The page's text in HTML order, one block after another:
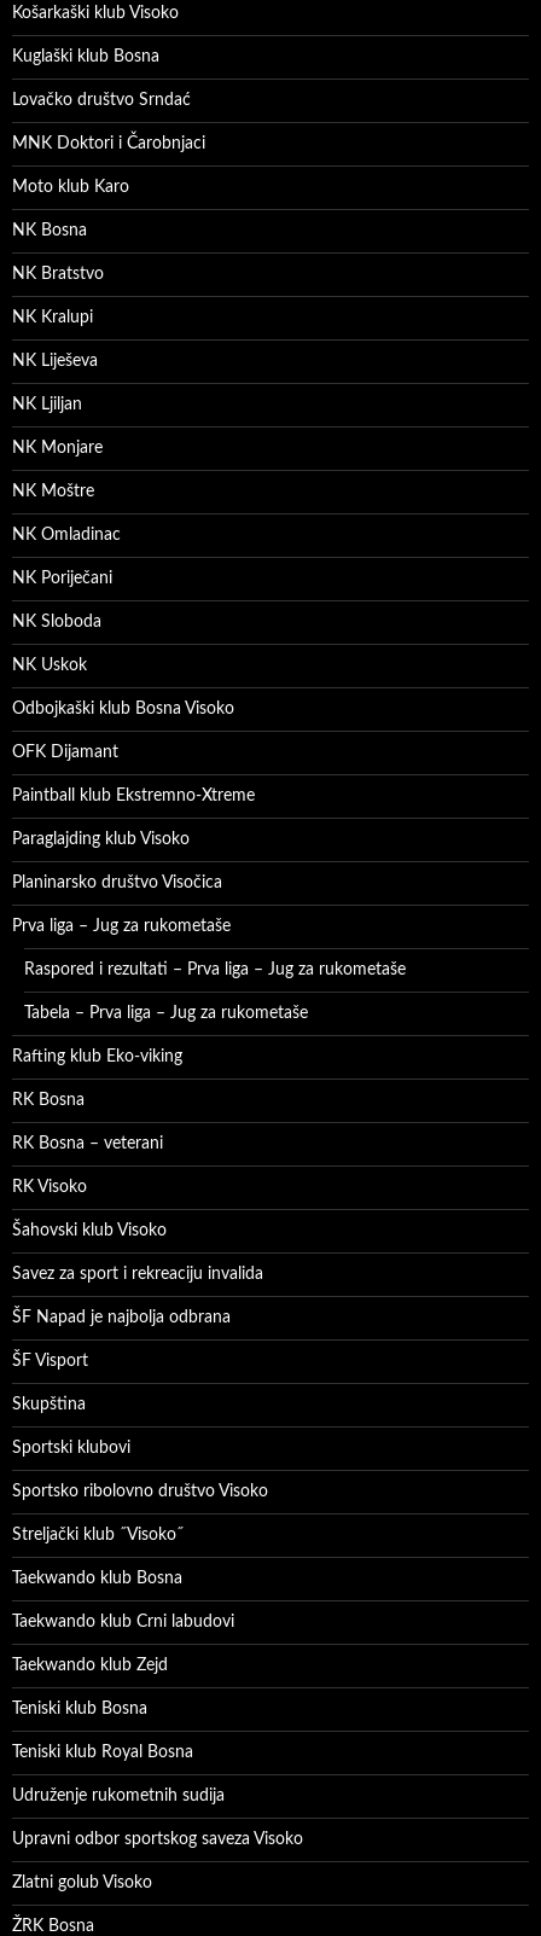
Košarkaški klub Visoko
Kuglaški klub Bosna
Lovačko društvo Srndać
MNK Doktori i Čarobnjaci
Moto klub Karo
NK Bosna
NK Bratstvo
NK Kralupi
NK Liješeva
NK Ljiljan
NK Monjare
NK Moštre
NK Omladinac
NK Poriječani
NK Sloboda
NK Uskok
Odbojkaški klub Bosna Visoko
OFK Dijamant
Paintball klub Ekstremno-Xtreme
Paraglajding klub Visoko
Planinarsko društvo Visočica
Prva liga – Jug za rukometaše
Raspored i rezultati – Prva liga – Jug za rukometaše
Tabela – Prva liga – Jug za rukometaše
Rafting klub Eko-viking
RK Bosna
RK Bosna – veterani
RK Visoko
Šahovski klub Visoko
Savez za sport i rekreaciju invalida
ŠF Napad je najbolja odbrana
ŠF Visport
Skupština
Sportski klubovi
Sportsko ribolovno društvo Visoko
Streljački klub ˝Visoko˝
Taekwando klub Bosna
Taekwando klub Crni labudovi
Taekwando klub Zejd
Teniski klub Bosna
Teniski klub Royal Bosna
Udruženje rukometnih sudija
Upravni odbor sportskog saveza Visoko
Zlatni golub Visoko
ŽRK Bosna